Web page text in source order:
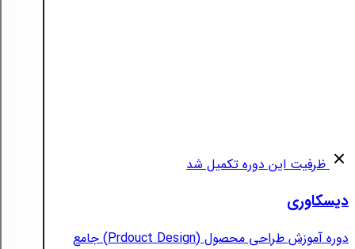
ظرفیت این دوره تکمیل شد
دیسکاوری
دوره آموزش طراحی محصول (Prdouct Design) جامع